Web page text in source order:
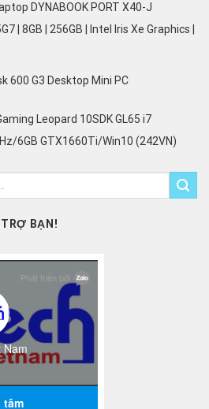
DYNABOOK PORT X40-J
| 8GB | 256GB | Intel Iris Xe Graphics |
600 G3 Desktop Mini PC
Leopard 10SDK GL65 i7
6GB GTX1660Ti/Win10 (242VN)
BẠN!